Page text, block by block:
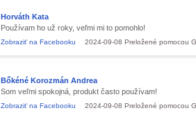
Horváth Kata
Používam ho už roky, veľmi mi to pomohlo!
Zobraziť na Facebooku 2024-09-08 Preložené pomocou
Bőkéné Korozmán Andrea
Som veľmi spokojná, produkt často používam!
Zobraziť na Facebooku 2024-09-08 Preložené pomocou